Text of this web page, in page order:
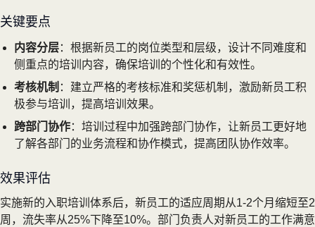
关键要点
内容分层：根据新员工的岗位类型和层级，设计不同难度和
侧重点的培训内容，确保培训的个性化和有效性。
考核机制 ：建立严格的考核标准和奖惩机制，激励新员工积
极参与培训，提高培训效果。
跨部门协作：培训过程中加强跨部门协作，让新员工更好地
了解各部门的业务流程和协作模式，提高团队协作效率。
效果评估
实施新的入职培训体系后，新员工的适应周期从1-2个月缩短至2
周，流失率从25%下降至10%。部门负责人对新员工的工作满意